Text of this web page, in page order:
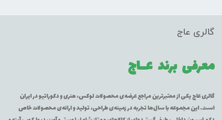
گالری عاج
معرفی برند عــاج
گالری عاج یکی از معتبرترین مراجع عرضه‌ی محصولات لوکس، هنری و دکوراتیو در ایران
است. این مجموعه با سال‌ها تجربه در زمینه‌ی طراحی، تولید و ارائه‌ی محصولات خاص